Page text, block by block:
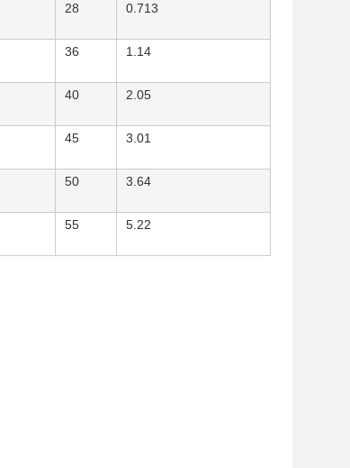
28 0.713
36 1.14
40 2.05
45 3.01
50 3.64
55 5.22